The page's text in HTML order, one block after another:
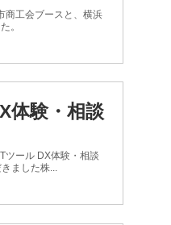
商工会ブースと、横浜
。
体験・相談
ツール DX体験・相談
ました株...